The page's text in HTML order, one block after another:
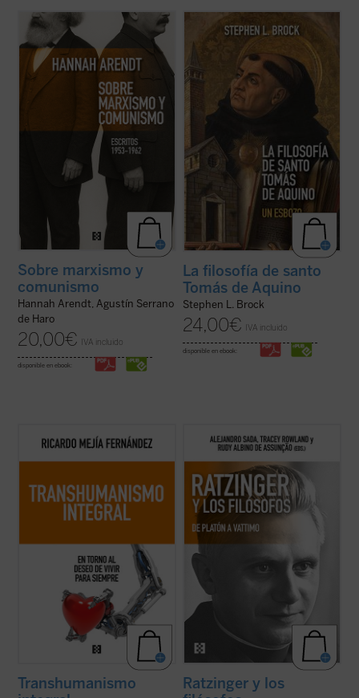
Este libro no solo recupera una faceta
menos conocida —pero crucial— de una de
las mentes más incisivas del siglo XX, sino
que también ofrece herramientas
esenciales para pensar nuestro presente.
Porque, como muestra Arendt, entender ...
(ver ficha)
Sobre marxismo y
comunismo
Hannah Arendt, Agustín Serrano
de Haro
20,00€ IVA incluido
disponible en ebook:
expertos al pensamiento de Tomás de
que rara vez se mencionan hoy en día y
ofreciendo una interpretación diferente de
su enseñanza sobre la naturaleza, los ...
(ver ficha)
La filosofía de santo
Tomás de Aquino
Stephen L. Brock
24,00€ IVA incluido
disponible en ebook:
En esta obra quiero establecer el enlace del
transhumanismo con la tradición
tecnológicos.... (ver ficha)
Transhumanismo
La conversación y el diálogo con filósofos
clásicos y contemporáneos es una de las
pensamiento del papa teólogo. Una
compilación de los interlocutores más
relevantes y una visión de conjunto de ...
(ver ficha)
Ratzinger y los